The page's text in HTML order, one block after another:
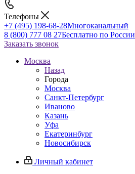
Телефоны
+7 (495) 198-68-28Многоканальный
8 (800) 777 08 27Бесплатно по России
Заказать звонок
Москва
Назад
Города
Москва
Санкт-Петербург
Иваново
Казань
Уфа
Екатеринбург
Новосибирск
Личный кабинет